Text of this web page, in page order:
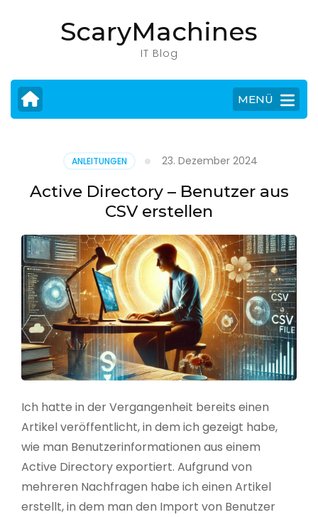
drücken)
ScaryMachines
IT Blog
MENÜ
ANLEITUNGEN 23. Dezember 2024
Active Directory – Benutzer aus
CSV erstellen
Ich hatte in der Vergangenheit bereits einen
Artikel veröffentlicht, in dem ich gezeigt habe,
wie man Benutzerinformationen aus einem
Active Directory exportiert. Aufgrund von
mehreren Nachfragen habe ich einen Artikel
erstellt, in dem man den Import von Benutzer